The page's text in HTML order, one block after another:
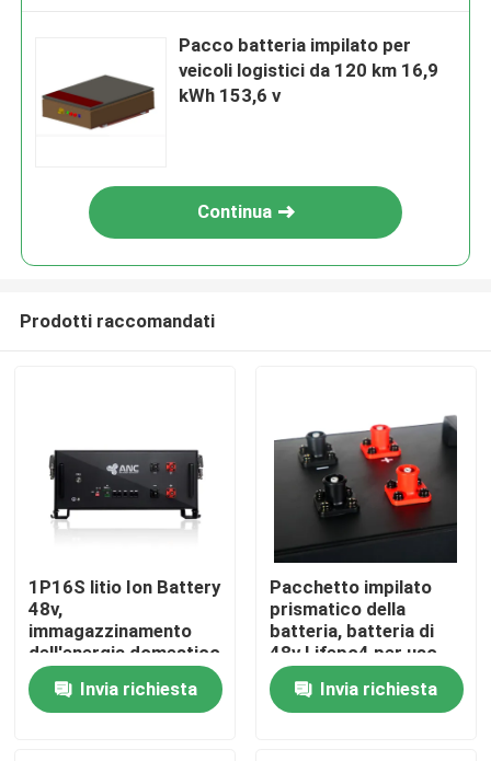
Casa
Prodotti
Pacco batteria impilato per
veicoli logistici da 120 km 16,9
kWh 153,6 v
Continua
Prodotti raccomandati
1P16S litio Ion Battery
48v,
immagazzinamento
dell'energia domestico
del pacchetto della
batteria Lifepo4
Invia richiesta
Pacchetto impilato
prismatico della
batteria, batteria di
48v Lifepo4 per uso
domestico
Invia richiesta